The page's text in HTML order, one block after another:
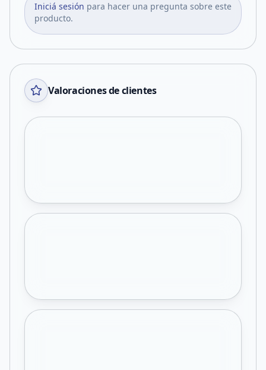
Iniciá sesión para hacer una pregunta sobre este
producto.
Valoraciones de clientes